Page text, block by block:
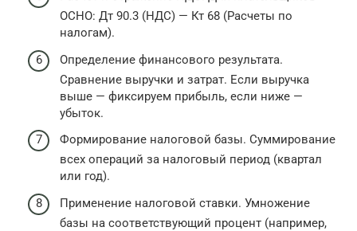
ОСНО: Дт 90.3 (НДС) — Кт 68 (Расчеты по
налогам).
Определение финансового результата.
Сравнение выручки и затрат. Если выручка
выше — фиксируем прибыль, если ниже —
убыток.
Формирование налоговой базы. Суммирование
всех операций за налоговый период (квартал
или год).
Применение налоговой ставки. Умножение
базы на соответствующий процент (например,